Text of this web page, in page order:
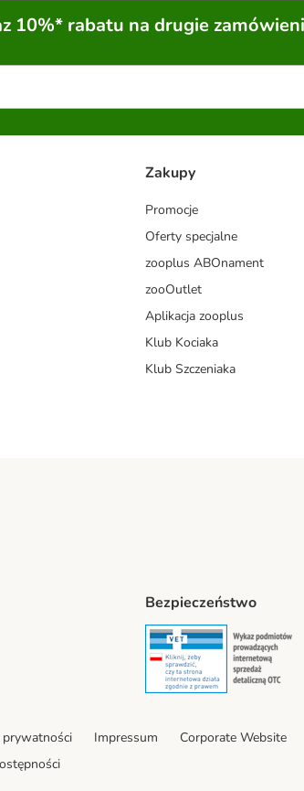
10%* rabatu na drugie
Zakupy
Promocje
Oferty specjalne
zooplus ABOnament
zooOutlet
Aplikacja zooplus
Klub Kociaka
Klub Szczeniaka
Method
Shipping Method
Bezpieczeństwo
Security
Impressum Corporate Website